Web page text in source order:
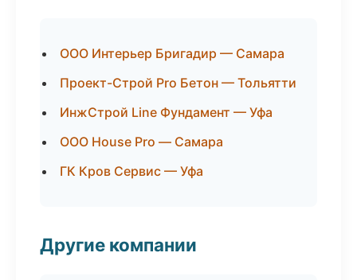
ООО Интерьер Бригадир — Самара
Проект-Строй Pro Бетон — Тольятти
ИнжСтрой Line Фундамент — Уфа
ООО House Pro — Самара
ГК Кров Сервис — Уфа
Другие компании